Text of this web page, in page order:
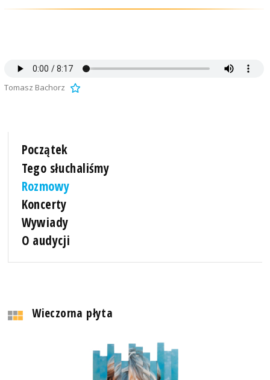
Tomasz Bachorz
Początek
Tego słuchaliśmy
Rozmowy
Koncerty
Wywiady
O audycji
Wieczorna płyta